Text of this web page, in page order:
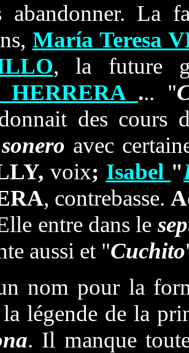
abandonner. La
María Teresa
, la future
HERRERA ... "
des cours
sonero avec
voix; Isabel "
, contrebasse.
entre dans le
aussi et "Cuchito
nom pour la
légende de la
. Il manque